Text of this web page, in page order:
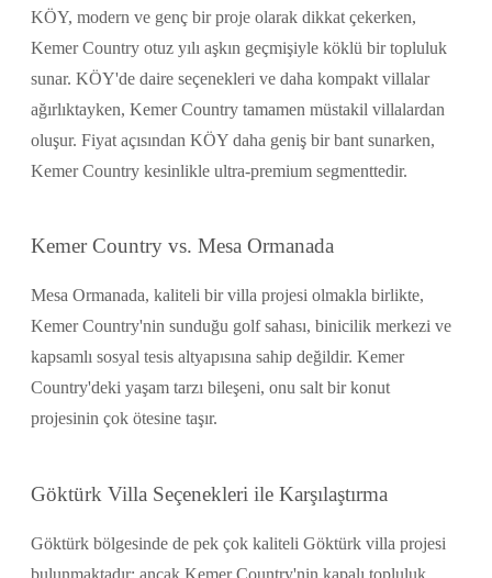
KÖY, modern ve genç bir proje olarak dikkat çekerken,
Kemer Country otuz yılı aşkın geçmişiyle köklü bir topluluk
sunar. KÖY'de daire seçenekleri ve daha kompakt villalar
ağırlıktayken, Kemer Country tamamen müstakil villalardan
oluşur. Fiyat açısından KÖY daha geniş bir bant sunarken,
Kemer Country kesinlikle ultra-premium segmenttedir.
Kemer Country vs. Mesa Ormanada
Mesa Ormanada, kaliteli bir villa projesi olmakla birlikte,
Kemer Country'nin sunduğu golf sahası, binicilik merkezi ve
kapsamlı sosyal tesis altyapısına sahip değildir. Kemer
Country'deki yaşam tarzı bileşeni, onu salt bir konut
projesinin çok ötesine taşır.
Göktürk Villa Seçenekleri ile Karşılaştırma
Göktürk bölgesinde de pek çok kaliteli Göktürk villa projesi
bulunmaktadır; ancak Kemer Country'nin kapalı topluluk